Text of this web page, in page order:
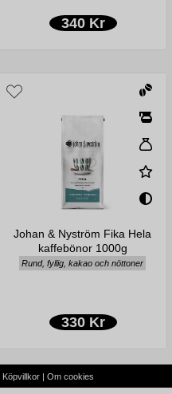
340 Kr
Johan & Nyström Fika Hela
kaffebönor 1000g
Rund, fyllig, kakao och nöttoner
330 Kr
Köpvillkor| Om cookies